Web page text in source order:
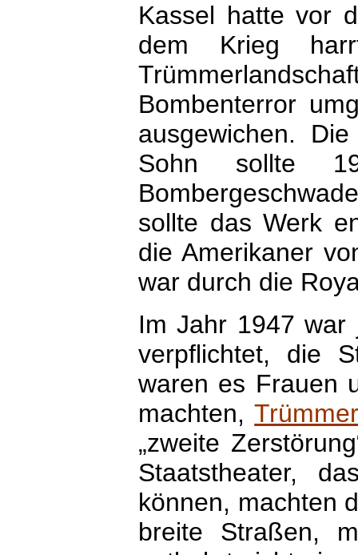
Kassel hatte vor
dem Krieg
Bombenterror
ausgewichen.
Sohn sollte
sollte das Werk
die Amerikaner
war durch die
Im Jahr 1947 war
verpflichtet, die
waren es Frauen
machten,
„zweite
Staatstheater,
können, machten
breite Straßen,